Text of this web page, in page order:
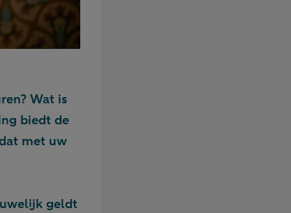
Wat is
biedt de
met uw
geldt